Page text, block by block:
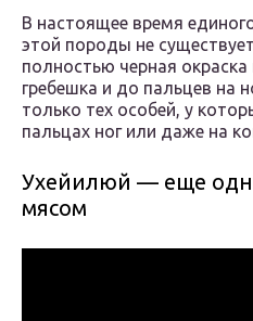
В настоящее время
этой породы не
полностью черная окраска
гребешка и до пальцев на
только тех особей, у
пальцах ног или даже на
Ухейилюй — еще
мясом